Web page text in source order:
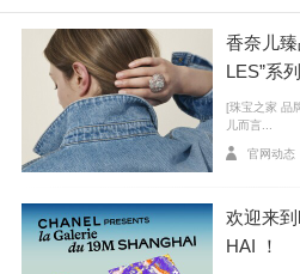
香奈儿
LES”系列
[珠宝之家 品
儿而言...
官网动态
欢迎来
HAI ！